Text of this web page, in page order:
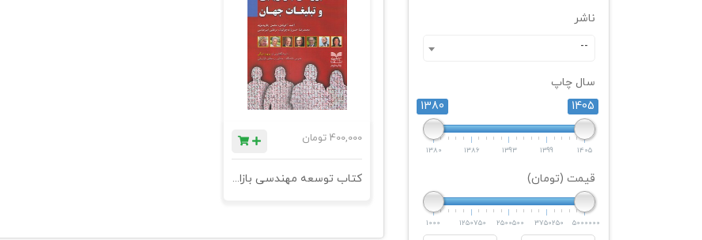
ناشر
--
سال چاپ
1380
1405
1380 1386 1393 1399 1405
قیمت (تومان)
1000 1250750 2500500 3750250 5000000
400,000 تومان
کتاب توسعه مهندسی بازار با بزرگان بازاریابی و تبلیغات جهان - چاپ دوم